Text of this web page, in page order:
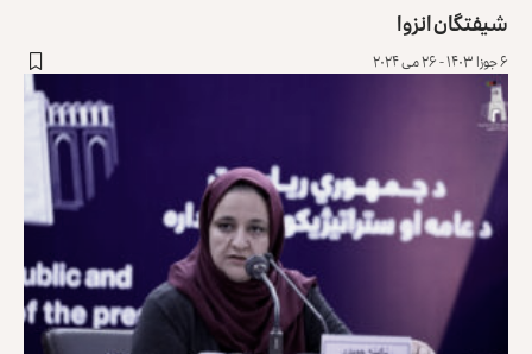
شیفتگان انزوا
۶ جوزا ۱۴۰۳ - ۲۶ می ۲۰۲۴